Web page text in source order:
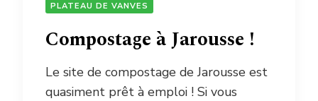
PLATEAU DE VANVES
Compostage à Jarousse !
Le site de compostage de Jarousse est
quasiment prêt à emploi ! Si vous